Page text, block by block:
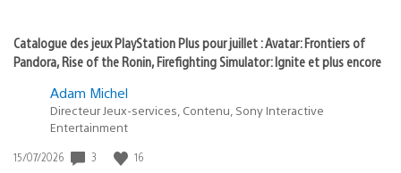
Catalogue des jeux PlayStation Plus pour juillet : Avatar: Frontiers of
Pandora, Rise of the Ronin, Firefighting Simulator: Ignite et plus encore
Adam Michel
Directeur Jeux-services, Contenu, Sony Interactive
Entertainment
Date
15/07/2026 3 16